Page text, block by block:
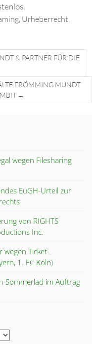
Urheberrecht
& PARTNER FÜR DIE
FRÖMMING MUNDT
→
wegen Filesharing
EuGH-Urteil zur
von RIGHTS
Inc.
wegen Ticket-
1. FC Köln)
Sommerlad im Auftrag